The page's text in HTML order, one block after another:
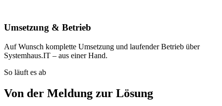
Umsetzung & Betrieb
Auf Wunsch komplette Umsetzung und laufender Betrieb über
Systemhaus.IT – aus einer Hand.
So läuft es ab
Von der Meldung zur Lösung